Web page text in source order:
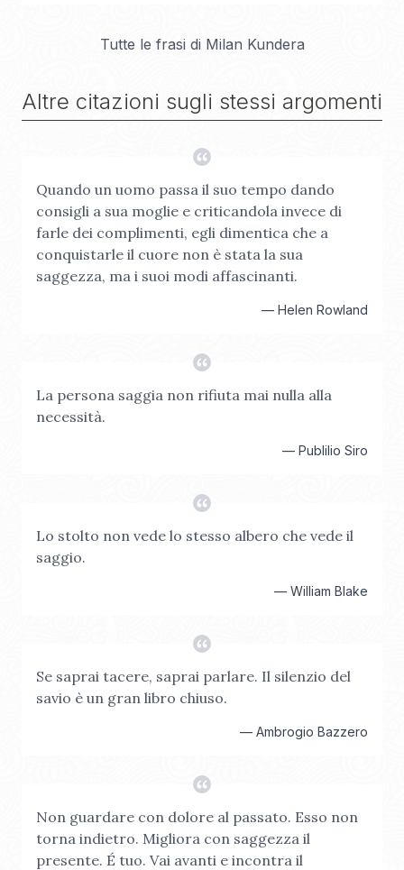
Tutte le frasi di Milan Kundera
Altre citazioni sugli stessi argomenti
Quando un uomo passa il suo tempo dando
consigli a sua moglie e criticandola invece di
farle dei complimenti, egli dimentica che a
conquistarle il cuore non è stata la sua
saggezza, ma i suoi modi affascinanti.
— Helen Rowland
La persona saggia non rifiuta mai nulla alla
necessità.
— Publilio Siro
Lo stolto non vede lo stesso albero che vede il
saggio.
— William Blake
Se saprai tacere, saprai parlare. Il silenzio del
savio è un gran libro chiuso.
— Ambrogio Bazzero
Non guardare con dolore al passato. Esso non
torna indietro. Migliora con saggezza il
presente. É tuo. Vai avanti e incontra il